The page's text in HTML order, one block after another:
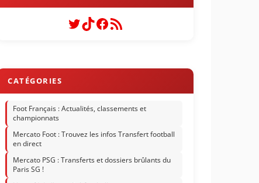
Twitter
TikTok
Facebook
Flux RSS
Foot Français : Actualités, classements et
championnats
Mercato Foot : Trouvez les infos Transfert football
en direct
Mercato PSG : Transferts et dossiers brûlants du
Paris SG !